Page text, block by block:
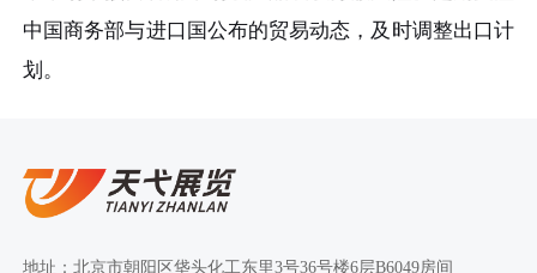
中国商务部与进口国公布的贸易动态，及时调整出口计
划。
地址：北京市朝阳区垡头化工东里3号36号楼6层B6049房间